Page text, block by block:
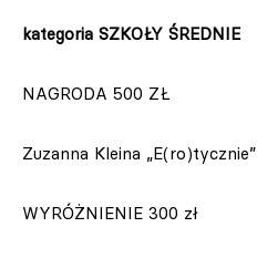
kategoria SZKOŁY ŚREDNIE
NAGRODA 500 ZŁ
Zuzanna Kleina „E(ro)tycznie”
WYRÓŻNIENIE 300 zł